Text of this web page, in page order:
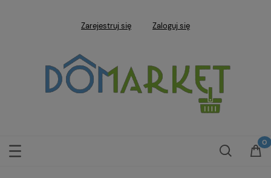
Zarejestruj się Zaloguj się